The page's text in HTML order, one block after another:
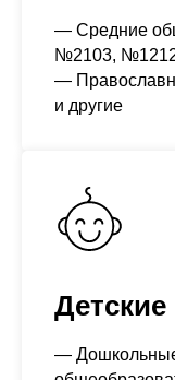
— Средние
№2103,
—
и другие
—